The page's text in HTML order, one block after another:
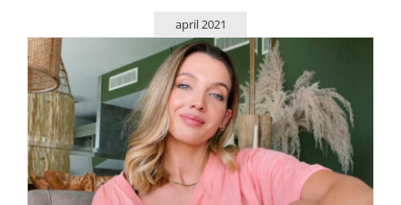
april 2021
Superteen u razgovoru sa Annom Chase: Hoću da pravim
koncerte i sarađujem sa Tini!
Zvezde